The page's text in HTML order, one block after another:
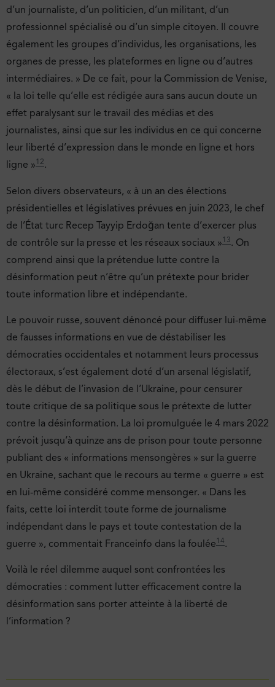
d’un journaliste, d’un politicien, d’un militant, d’un
professionnel spécialisé ou d’un simple citoyen. Il couvre
également les groupes d’individus, les organisations, les
organes de presse, les plateformes en ligne ou d’autres
intermédiaires. » De ce fait, pour la Commission de Venise,
« la loi telle qu’elle est rédigée aura sans aucun doute un
effet paralysant sur le travail des médias et des
journalistes, ainsi que sur les individus en ce qui concerne
leur liberté d’expression dans le monde en ligne et hors
ligne » 12.
Selon divers observateurs, « à un an des élections
présidentielles et législatives prévues en juin 2023, le chef
de l’État turc Recep Tayyip Erdoğan tente d’exercer plus
de contrôle sur la presse et les réseaux sociaux » 13. On
comprend ainsi que la prétendue lutte contre la
désinformation peut n’être qu’un prétexte pour brider
toute information libre et indépendante.
Le pouvoir russe, souvent dénoncé pour diffuser lui-même
de fausses informations en vue de déstabiliser les
démocraties occidentales et notamment leurs processus
électoraux, s’est également doté d’un arsenal législatif,
dès le début de l’invasion de l’Ukraine, pour censurer
toute critique de sa politique sous le prétexte de lutter
contre la désinformation. La loi promulguée le 4 mars 2022
prévoit jusqu’à quinze ans de prison pour toute personne
publiant des « informations mensongères » sur la guerre
en Ukraine, sachant que le recours au terme « guerre » est
en lui-même considéré comme mensonger. « Dans les
faits, cette loi interdit toute forme de journalisme
indépendant dans le pays et toute contestation de la
guerre », commentait Franceinfo dans la foulée 14.
Voilà le réel dilemme auquel sont confrontées les
démocraties : comment lutter efficacement contre la
désinformation sans porter atteinte à la liberté de
l’information ?